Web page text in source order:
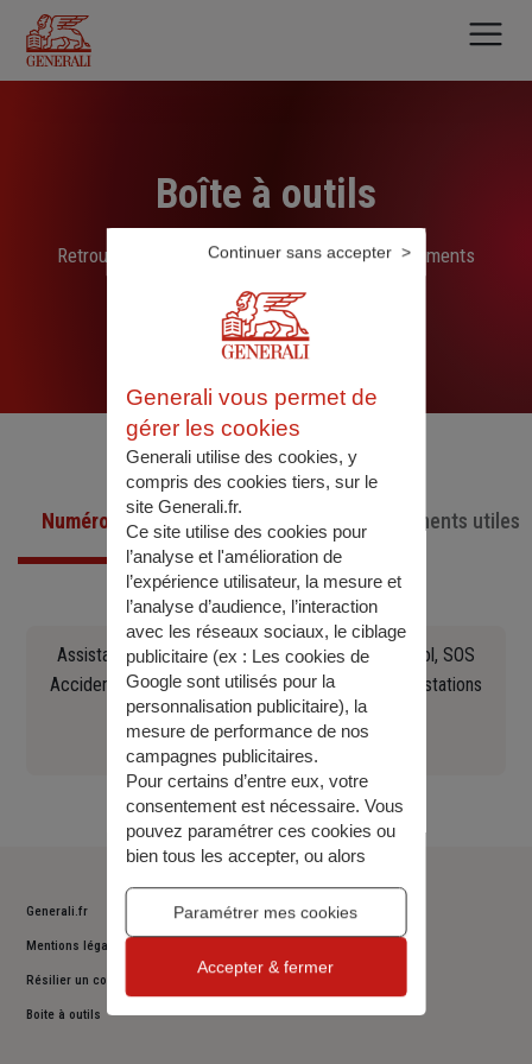
contenu
principal
Boîte à outils
Retrouvez ici les liens, N° de téléphone et documents
sélectionnés par nos soins
Numéro de téléphone utiles Documents utiles
Assistance en cas d'accident, crevaison, panne, vol, SOS
Accident Europ Assistance Constat, recherche de stations
Essence, remorquage (...)
0141858483
Generali.fr
Mentions légales
Résilier un contrat
Boite à outils
Generali vous permet de
gérer les cookies
Generali utilise des cookies, y
compris des cookies tiers, sur le
site Generali.fr.
Ce site utilise des cookies pour
l’analyse et l'amélioration de
l’expérience utilisateur, la mesure et
l’analyse d’audience, l’interaction
avec les réseaux sociaux, le ciblage
publicitaire (ex : Les cookies de
Google sont utilisés pour la
personnalisation publicitaire), la
mesure de performance de nos
campagnes publicitaires.
Pour certains d’entre eux, votre
consentement est nécessaire. Vous
pouvez paramétrer ces cookies ou
bien tous les accepter, ou alors
navigation sans les accepter. Vous
pourrez modifier ce choix à tout
Pour plus d’information,
Paramétrer mes cookies
Continuer sans accepter
Accepter & fermer